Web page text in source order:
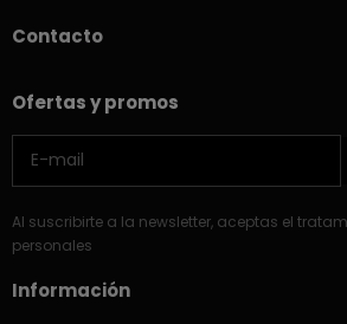
Contacto
Ofertas y promos
Al suscribirte a la newsletter, aceptas el
personales
Información